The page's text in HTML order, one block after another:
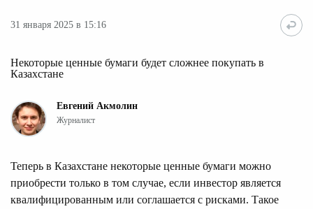
31 января 2025 в 15:16
Некоторые ценные бумаги будет сложнее покупать в
Казахстане
Евгений Акмолин
Журналист
Теперь в Казахстане некоторые ценные бумаги можно
приобрести только в том случае, если инвестор является
квалифицированным или соглашается с рисками. Такое